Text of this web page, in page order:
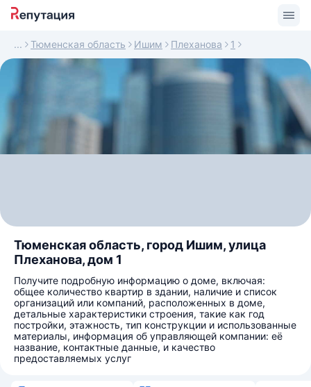
Тюменская область Ишим Плеханова 1
Тюменская область, город Ишим, улица
Плеханова, дом 1
Получите подробную информацию о доме, включая:
общее количество квартир в здании, наличие и список
организаций или компаний, расположенных в доме,
детальные характеристики строения, такие как год
постройки, этажность, тип конструкции и использованные
материалы, информация об управляющей компании: её
название, контактные данные, и качество
предоставляемых услуг